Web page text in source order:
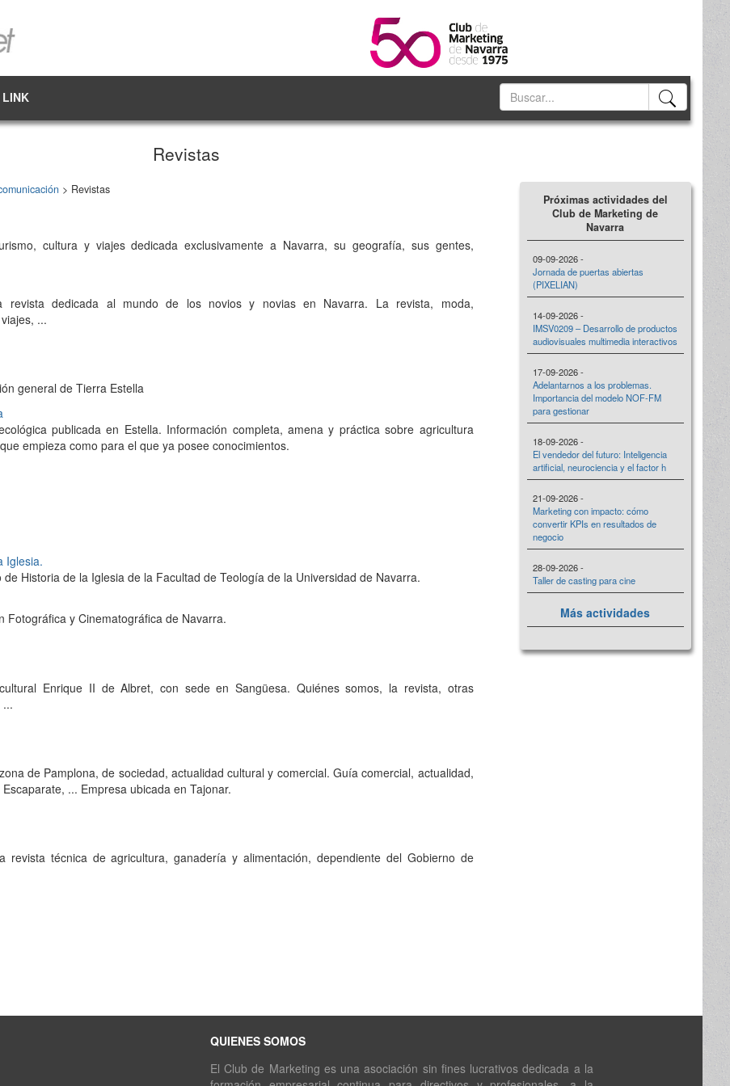
Revistas
> Revistas
cultura y viajes dedicada exclusivamente a Navarra, su geografía, sus gentes,
revista dedicada al mundo de los novios y novias en Navarra. La revista, moda,
...
general de Tierra Estella
publicada en Estella. Información completa, amena y práctica sobre agricultura
empieza como para el que ya posee conocimientos.
Iglesia.
de Historia de la Iglesia de la Facultad de Teología de la Universidad de Navarra.
Fotográfica y Cinematográfica de Navarra.
Enrique II de Albret, con sede en Sangüesa. Quiénes somos, la revista, otras
de Pamplona, de sociedad, actualidad cultural y comercial. Guía comercial, actualidad,
... Empresa ubicada en Tajonar.
revista técnica de agricultura, ganadería y alimentación, dependiente del Gobierno de
Próximas actividades del
Club de Marketing de
Navarra
09-09-2026 -
Jornada de puertas abiertas
(PIXELIAN)
14-09-2026 -
IMSV0209 – Desarrollo de productos
audiovisuales multimedia interactivos
17-09-2026 -
Adelantarnos a los problemas.
Importancia del modelo NOF-FM
para gestionar
18-09-2026 -
El vendedor del futuro: Inteligencia
artificial, neurociencia y el factor h
21-09-2026 -
Marketing con impacto: cómo
convertir KPIs en resultados de
negocio
28-09-2026 -
Taller de casting para cine
Más actividades
QUIENES SOMOS
El Club de Marketing es una asociación sin fines lucrativos dedicada a la